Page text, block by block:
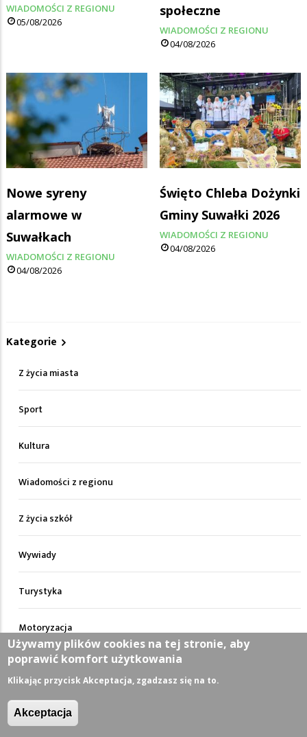
WIADOMOŚCI Z REGIONU
05/08/2026
społeczne
WIADOMOŚCI Z REGIONU
04/08/2026
Nowe syreny
alarmowe w
Suwałkach
WIADOMOŚCI Z REGIONU
04/08/2026
Święto Chleba Dożynki
Gminy Suwałki 2026
WIADOMOŚCI Z REGIONU
04/08/2026
Kategorie
Z życia miasta
Sport
Kultura
Wiadomości z regionu
Z życia szkół
Wywiady
Turystyka
Motoryzacja
Artykuły
Nieruchomości
Używamy plików cookies na tej stronie, aby
poprawić komfort użytkowania
Klikając przycisk Akceptacja, zgadzasz się na to.
Akceptacja